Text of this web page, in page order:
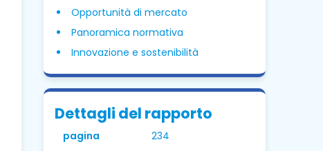
Opportunità di mercato
Panoramica normativa
Innovazione e sostenibilità
Dettagli del rapporto
pagina 234